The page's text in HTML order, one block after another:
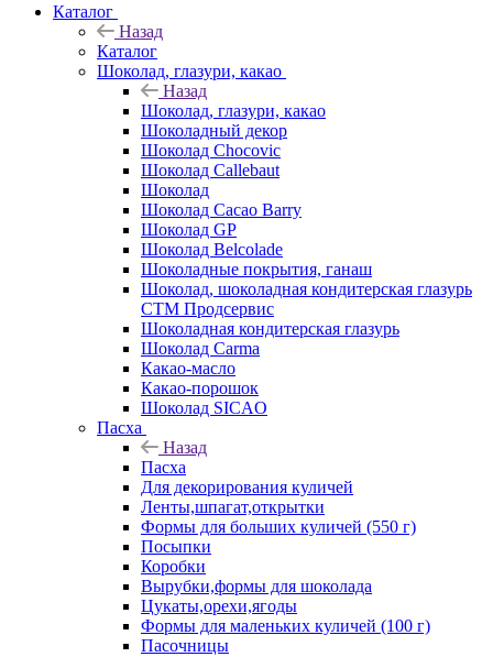
Каталог
Назад
Каталог
Шоколад, глазури, какао
Назад
Шоколад, глазури, какао
Шоколадный декор
Шоколад Chocovic
Шоколад Callebaut
Шоколад
Шоколад Cacao Barry
Шоколад GP
Шоколад Belcolade
Шоколадные покрытия, ганаш
Шоколад, шоколадная кондитерская глазурь
СТМ Продсервис
Шоколадная кондитерская глазурь
Шоколад Carma
Какао-масло
Какао-порошок
Шоколад SICAO
Пасха
Назад
Пасха
Для декорирования куличей
Ленты,шпагат,открытки
Формы для больших куличей (550 г)
Посыпки
Коробки
Вырубки,формы для шоколада
Цукаты,орехи,ягоды
Формы для маленьких куличей (100 г)
Пасочницы